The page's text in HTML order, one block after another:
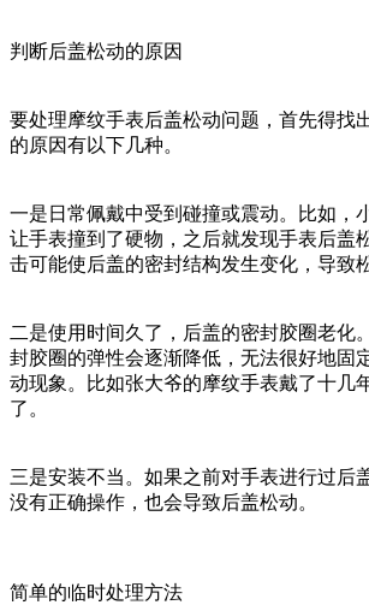
判断后盖松动的原因
要处理摩纹手表后盖松动问题，首先得找
的原因有以下几种。
一是日常佩戴中受到碰撞或震动。比如，
让手表撞到了硬物，之后就发现手表后盖
击可能使后盖的密封结构发生变化，导致
二是使用时间久了，后盖的密封胶圈老化
封胶圈的弹性会逐渐降低，无法很好地固
动现象。比如张大爷的摩纹手表戴了十几
了。
三是安装不当。如果之前对手表进行过后
没有正确操作，也会导致后盖松动。
简单的临时处理方法